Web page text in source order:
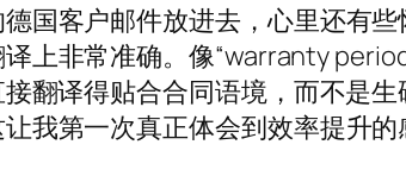
国客户邮件放进去，心里还有
上非常准确。像“warranty
翻译得贴合合同语境，而不是
我第一次真正体会到效率提升的